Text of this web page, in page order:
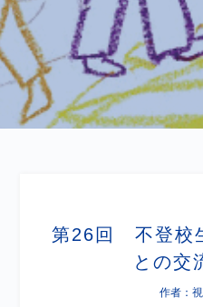
第26回 不登校
との交
作者：